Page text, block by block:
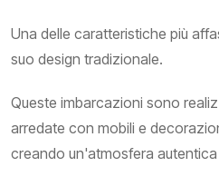
Una delle caratteristiche più
suo design tradizionale.
Queste imbarcazioni sono
arredate con mobili e
creando un'atmosfera autentica